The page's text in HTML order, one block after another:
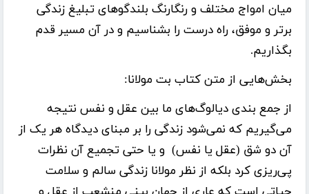
میان امواج مختلف و رنگارنگ بلندگوهای تبلیغ زندگی
برتر و موفق، راه درست را بشناسیم و در آن مسیر قدم
بگذاریم.
بخش‌هایی از متن کتاب بت مولانا:
از جمع بندی دیالوگ‌های ما بین عقل و نفس نتیجه
می‌گیریم که نمی‌شود زندگی را بر مبنای دیدگاه هر یک از
آن دو شق (عقل یا نفس) و یا حتی تجمیع آن نظرات
پی‌ریزی کرد بلکه از نظر مولانا زندگی سالم و سلامت